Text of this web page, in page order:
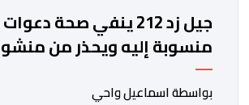
جيل زد 212 ينفي صحة
منسوبة إليه ويحذر من
مفبركة
بواسطة اسماعيل واحي